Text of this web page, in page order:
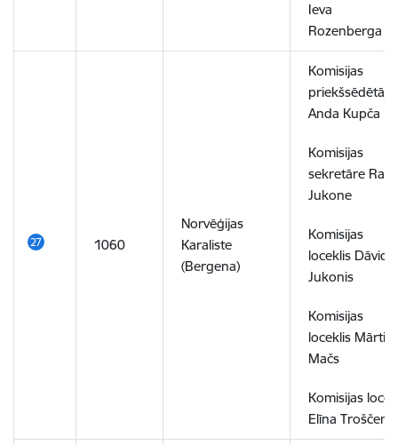
Ieva
Rozenberga
1060
Norvēģijas
Karaliste
(Bergena)
Komisijas
priekšsēdētāja
Anda Kupča
Komisijas
sekretāre Rasa
Jukone
Komisijas
loceklis Dāvids
Jukonis
Komisijas
loceklis
Mačs
Komisijas
Elīna